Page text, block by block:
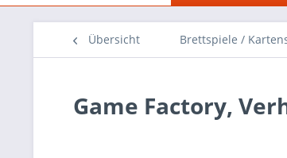
Übersicht Brettspiele /
Game Factory,